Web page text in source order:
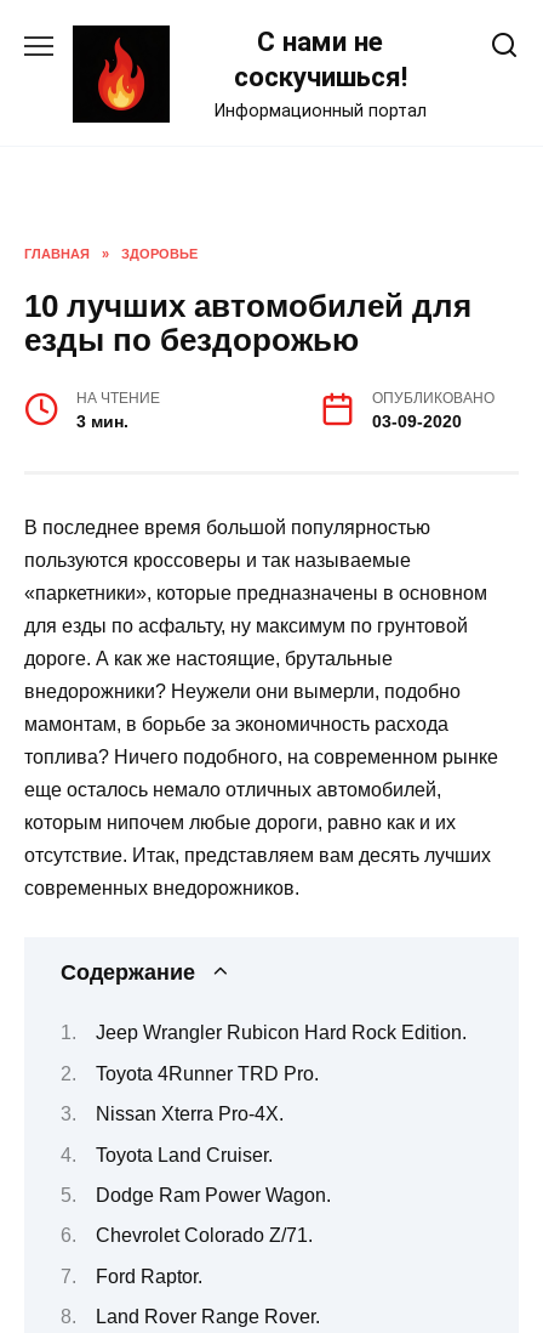
С нами не
соскучишься!
Информационный портал
ГЛАВНАЯ » ЗДОРОВЬЕ
10 лучших автомобилей для
езды по бездорожью
НА ЧТЕНИЕ
3 мин.
ОПУБЛИКОВАНО
03-09-2020
В последнее время большой популярностью
пользуются кроссоверы и так называемые
«паркетники», которые предназначены в основном
для езды по асфальту, ну максимум по грунтовой
дороге. А как же настоящие, брутальные
внедорожники? Неужели они вымерли, подобно
мамонтам, в борьбе за экономичность расхода
топлива? Ничего подобного, на современном рынке
еще осталось немало отличных автомобилей,
которым нипочем любые дороги, равно как и их
отсутствие. Итак, представляем вам десять лучших
современных внедорожников.
Содержание
Jeep Wrangler Rubicon Hard Rock Edition.
Toyota 4Runner TRD Pro.
Nissan Xterra Pro-4X.
Toyota Land Cruiser.
Dodge Ram Power Wagon.
Chevrolet Colorado Z/71.
Ford Raptor.
Land Rover Range Rover.